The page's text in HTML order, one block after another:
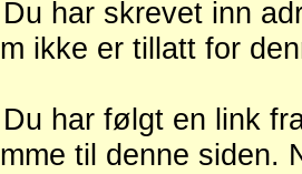
Du har skrevet inn
ikke er tillatt for
Du har følgt en link
til denne siden.